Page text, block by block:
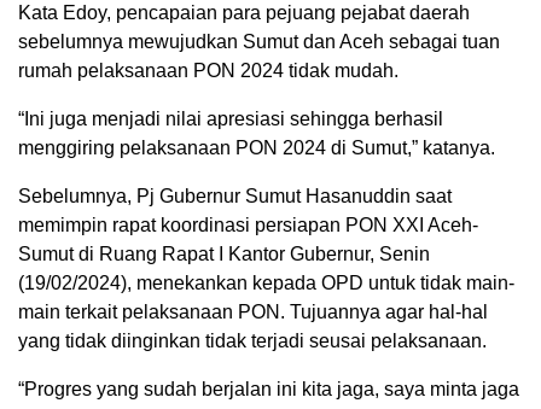
Kata Edoy, pencapaian para pejuang pejabat daerah
sebelumnya mewujudkan Sumut dan Aceh sebagai tuan
rumah pelaksanaan PON 2024 tidak mudah.
“Ini juga menjadi nilai apresiasi sehingga berhasil
menggiring pelaksanaan PON 2024 di Sumut,” katanya.
Sebelumnya, Pj Gubernur Sumut Hasanuddin saat
memimpin rapat koordinasi persiapan PON XXI Aceh-
Sumut di Ruang Rapat I Kantor Gubernur, Senin
(19/02/2024), menekankan kepada OPD untuk tidak main-
main terkait pelaksanaan PON. Tujuannya agar hal-hal
yang tidak diinginkan tidak terjadi seusai pelaksanaan.
“Progres yang sudah berjalan ini kita jaga, saya minta jaga